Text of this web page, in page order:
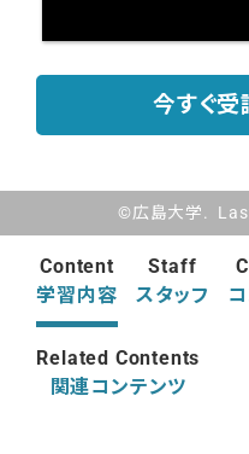
今すぐ受
©広島大学.
Content
学習内容
Staff
スタッフ
Related Contents
関連コンテンツ